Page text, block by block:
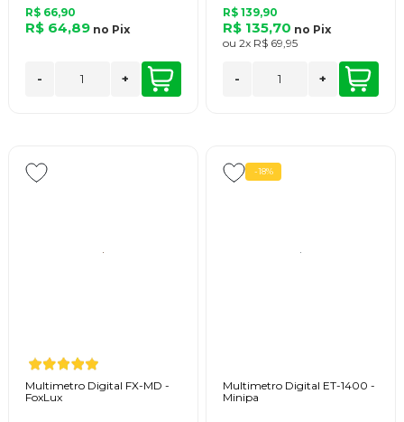
R$ 66,90
R$ 64,89 no Pix
- +
R$ 139,90
R$ 135,70 no Pix
ou 2x R$ 69,95
- +
Multimetro Digital FX-MD -
FoxLux
-18%
Multimetro Digital ET-1400 -
Minipa